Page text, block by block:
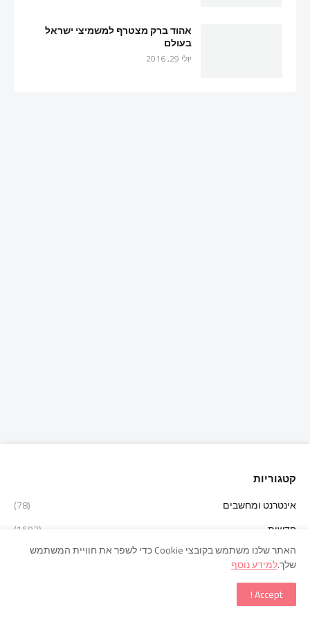
אהוד ברק מצטרף למשמיצי ישראל
בעולם
יולי 29, 2016
קטגוריות
אינטרנט ומחשבים
(78)
חדשות
(1592)
חדשות בעולם
(335)
רץ ברשת
האתר שלנו משתמש בקובצי Cookie כדי לשפר את חוויית המשתמש
שלך.למידע נוסף
Accept !